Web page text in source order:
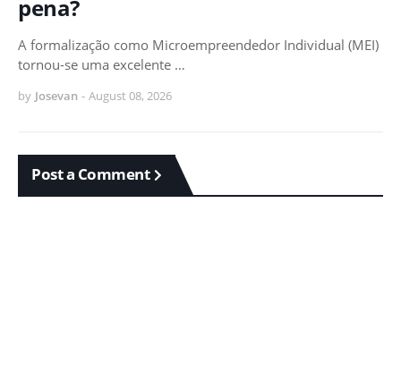
pena?
A formalização como Microempreendedor Individual (MEI)
tornou-se uma excelente …
by Josevan - August 08, 2026
Post a Comment